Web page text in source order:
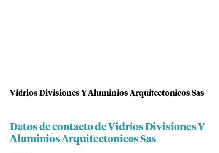
Vidrios Divisiones Y Aluminios Arquitectonicos Sas
Datos de contacto de Vidrios Divisiones Y
Aluminios Arquitectonicos Sas